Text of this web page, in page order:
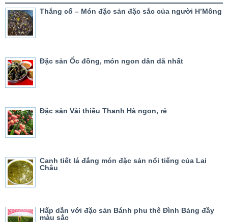
Thắng cố – Món đặc sản đặc sắc của người H’Mông
Đặc sản Ốc đồng, món ngon dân dã nhất
Đặc sản Vải thiều Thanh Hà ngon, rẻ
Canh tiết lá đắng món đặc sản nổi tiếng của Lai
Châu
Hấp dẫn với đặc sản Bánh phu thê Đình Bảng đầy
màu sắc